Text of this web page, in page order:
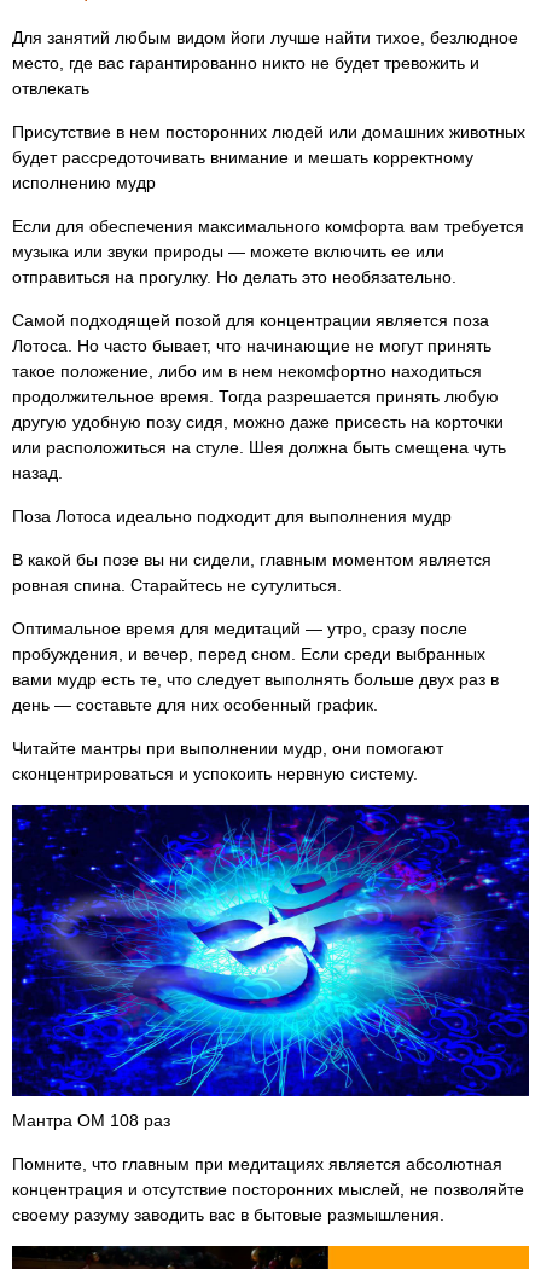
Для занятий любым видом йоги лучше найти тихое, безлюдное
место, где вас гарантированно никто не будет тревожить и
отвлекать
Присутствие в нем посторонних людей или домашних животных
будет рассредоточивать внимание и мешать корректному
исполнению мудр
Если для обеспечения максимального комфорта вам требуется
музыка или звуки природы — можете включить ее или
отправиться на прогулку. Но делать это необязательно.
Самой подходящей позой для концентрации является поза
Лотоса. Но часто бывает, что начинающие не могут принять
такое положение, либо им в нем некомфортно находиться
продолжительное время. Тогда разрешается принять любую
другую удобную позу сидя, можно даже присесть на корточки
или расположиться на стуле. Шея должна быть смещена чуть
назад.
Поза Лотоса идеально подходит для выполнения мудр
В какой бы позе вы ни сидели, главным моментом является
ровная спина. Старайтесь не сутулиться.
Оптимальное время для медитаций — утро, сразу после
пробуждения, и вечер, перед сном. Если среди выбранных
вами мудр есть те, что следует выполнять больше двух раз в
день — составьте для них особенный график.
Читайте мантры при выполнении мудр, они помогают
сконцентрироваться и успокоить нервную систему.
Мантра ОМ 108 раз
Помните, что главным при медитациях является абсолютная
концентрация и отсутствие посторонних мыслей, не позволяйте
своему разуму заводить вас в бытовые размышления.